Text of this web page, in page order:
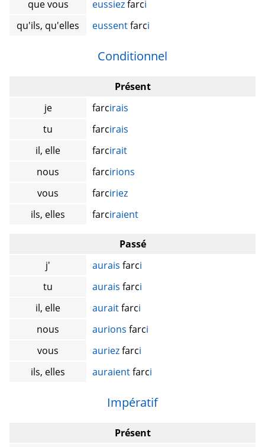
que vous
eussiezfarci
qu'ils, qu'elles
eussentfarci
Conditionnel
Présent
je
farcirais
tu
farcirais
il, elle
farcirait
nous
farcirions
vous
farciriez
ils, elles
farciraient
Passé
j'
aurais farci
tu
aurais farci
il, elle
auraitfarci
nous
aurions farci
vous
auriezfarci
ils, elles
auraientfarci
Impératif
Présent